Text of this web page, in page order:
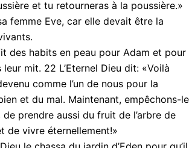
et tu retourneras à la poussière.»
femme Eve, car elle devait être la
des habits en peau pour Adam et pour
mit. 22 L’Eternel Dieu dit: «Voilà
comme l’un de nous pour la
et du mal. Maintenant, empêchons-le
prendre aussi du fruit de l’arbre de
de vivre éternellement!»